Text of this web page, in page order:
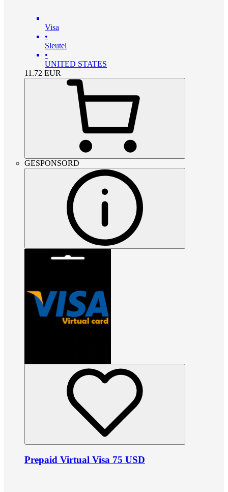
Visa
•
Sleutel
•
UNITED STATES
11.72 EUR
GESPONSORD
Prepaid Virtual Visa 75 USD